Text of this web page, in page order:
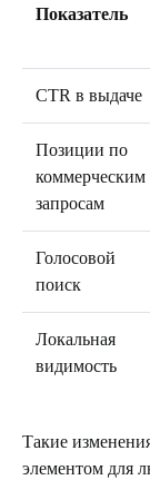
Показатель
CTR в выдаче
Позиции по
коммерческим
запросам
Голосовой
поиск
Локальная
видимость
Такие
элементом для